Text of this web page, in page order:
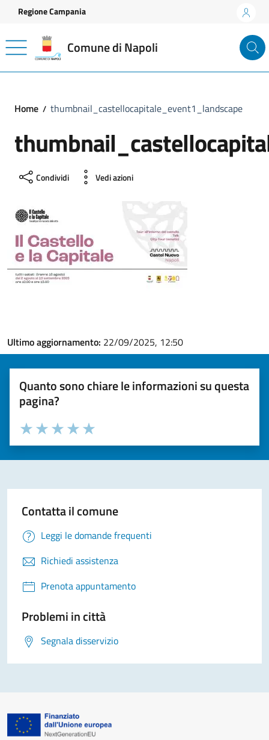
Vai ai contenuti
Vai al footer
Regione Campania
Comune di Napoli
Home thumbnail_castellocapitale_event1_landscape
Condividi Vedi azioni
Ultimo aggiornamento: 22/09/2025, 12:50
Quanto sono chiare le informazioni su questa
pagina?
Valuta la chiarezza delle informazioni (da 1 a 5 stelle)
Seleziona il numero di stelle per valutare la chiarezza delle
Valuta 5 stelle su 5
Valuta 4 stelle su 5
Valuta 3 stelle su 5
Valuta 2 stelle su 5
Valuta 1 stelle su 5
Contatta il comune
Leggi le domande frequenti
Richiedi assistenza
Prenota appuntamento
Problemi in città
Segnala disservizio